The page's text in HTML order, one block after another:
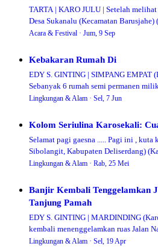
TARTA | KARO JULU | Setelah
Desa Sukanalu (Kecamatan
Provinsi Sumatera Utara memi…
Acara & Festival · Jum, 9 Sep
Kebakaran Rumah Di
EDY S. GINTING | SIMPANG EMPAT
Sebanyak 6 rumah semi permanen
Surbakti (Kecamatan Simpang Empat,
Lingkungan & Alam · Sel, 7 Jun
Kolom Seriulina Karosekali:
Selamat pagi gaesna ..... Pagi ini , kuta
Sibolangit, Kabupaten Deliserdang)
dalam keadaan men…
Lingkungan & Alam · Rab, 25 Mei
Banjir Kembali Tenggelamkan
Tanjung Pamah
EDY S. GINTING | MARDINDING
kembali menenggelamkan ruas Jalan
Desa Tanjung Pamah (Kecamatan
Lingkungan & Alam · Sel, 19 Apr